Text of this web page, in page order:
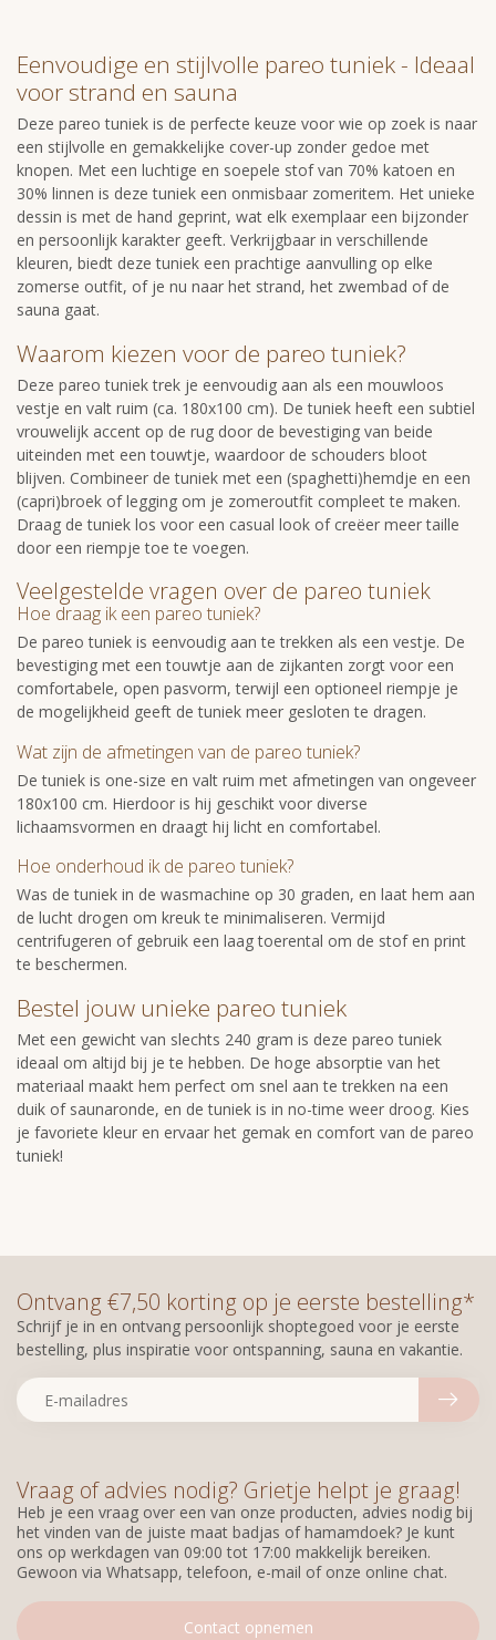
Eenvoudige en stijlvolle pareo tuniek - Ideaal
voor strand en sauna
Deze pareo tuniek is de perfecte keuze voor wie op zoek is naar
een stijlvolle en gemakkelijke cover-up zonder gedoe met
knopen. Met een luchtige en soepele stof van 70% katoen en
30% linnen is deze tuniek een onmisbaar zomeritem. Het unieke
dessin is met de hand geprint, wat elk exemplaar een bijzonder
en persoonlijk karakter geeft. Verkrijgbaar in verschillende
kleuren, biedt deze tuniek een prachtige aanvulling op elke
zomerse outfit, of je nu naar het strand, het zwembad of de
sauna gaat.
Waarom kiezen voor de pareo tuniek?
Deze pareo tuniek trek je eenvoudig aan als een mouwloos
vestje en valt ruim (ca. 180x100 cm). De tuniek heeft een subtiel
vrouwelijk accent op de rug door de bevestiging van beide
uiteinden met een touwtje, waardoor de schouders bloot
blijven. Combineer de tuniek met een (spaghetti)hemdje en een
(capri)broek of legging om je zomeroutfit compleet te maken.
Draag de tuniek los voor een casual look of creëer meer taille
door een riempje toe te voegen.
Veelgestelde vragen over de pareo tuniek
Hoe draag ik een pareo tuniek?
De pareo tuniek is eenvoudig aan te trekken als een vestje. De
bevestiging met een touwtje aan de zijkanten zorgt voor een
comfortabele, open pasvorm, terwijl een optioneel riempje je
de mogelijkheid geeft de tuniek meer gesloten te dragen.
Wat zijn de afmetingen van de pareo tuniek?
De tuniek is one-size en valt ruim met afmetingen van ongeveer
180x100 cm. Hierdoor is hij geschikt voor diverse
lichaamsvormen en draagt hij licht en comfortabel.
Hoe onderhoud ik de pareo tuniek?
Was de tuniek in de wasmachine op 30 graden, en laat hem aan
de lucht drogen om kreuk te minimaliseren. Vermijd
centrifugeren of gebruik een laag toerental om de stof en print
te beschermen.
Bestel jouw unieke pareo tuniek
Met een gewicht van slechts 240 gram is deze pareo tuniek
ideaal om altijd bij je te hebben. De hoge absorptie van het
materiaal maakt hem perfect om snel aan te trekken na een
duik of saunaronde, en de tuniek is in no-time weer droog. Kies
je favoriete kleur en ervaar het gemak en comfort van de pareo
tuniek!
Vraag of advies nodig? Grietje helpt je graag!
Heb je een vraag over een van onze producten, advies nodig bij
het vinden van de juiste maat badjas of hamamdoek? Je kunt
ons op werkdagen van 09:00 tot 17:00 makkelijk bereiken.
Gewoon via Whatsapp, telefoon, e-mail of onze online chat.
Contact opnemen
Ontvang €7,50 korting op je eerste bestelling*
Schrijf je in en ontvang persoonlijk shoptegoed voor je eerste
bestelling, plus inspiratie voor ontspanning, sauna en vakantie.